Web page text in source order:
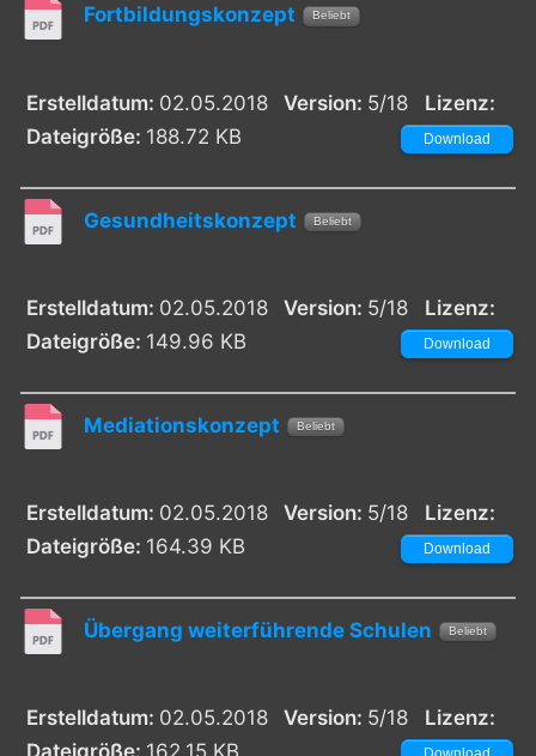
Fortbildungskonzept Beliebt
Erstelldatum: 02.05.2018 Version: 5/18
Lizenz:
Dateigröße: 188.72 KB Download
Gesundheitskonzept Beliebt
Erstelldatum: 02.05.2018 Version: 5/18
Lizenz:
Dateigröße: 149.96 KB Download
Mediationskonzept Beliebt
Erstelldatum: 02.05.2018 Version: 5/18
Lizenz:
Dateigröße: 164.39 KB Download
Übergang weiterführende Schulen Beliebt
Erstelldatum: 02.05.2018 Version: 5/18
Lizenz:
Dateigröße: 162.15 KB